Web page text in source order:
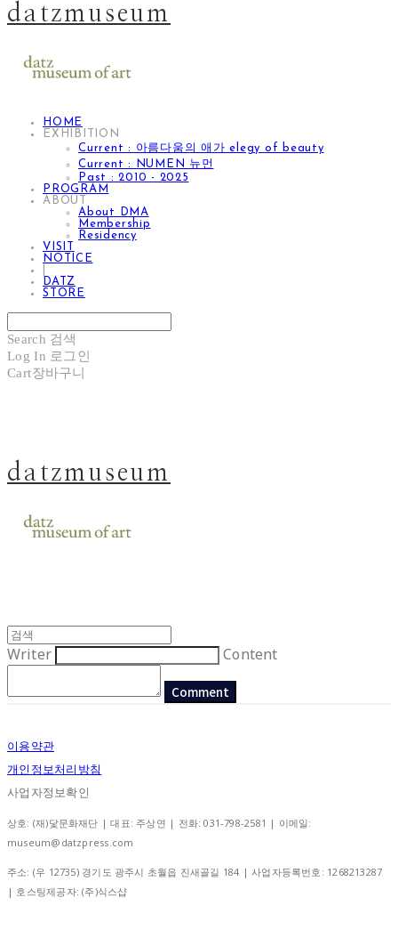
datzmuseum
HOME
EXHIBITION
Current : 아름다움의 애가 elegy of beauty
Current : NUMEN 뉴먼
Past : 2010 - 2025
PROGRAM
ABOUT
About DMA
Membership
Residency
VISIT
NOTICE
DATZ
STORE
Search 검색
Log In 로그인
Cart장바구니
datzmuseum
Writer Content
Comment
이용약관
개인정보처리방침
사업자정보확인
상호: (재)닻문화재단 | 대표: 주상연 | 전화: 031-798-2581 | 이메일:
museum@datzpress.com
주소: (우 12735) 경기도 광주시 초월읍 진새골길 184 | 사업자등록번호: 1268213287
| 호스팅제공자: (주)식스샵